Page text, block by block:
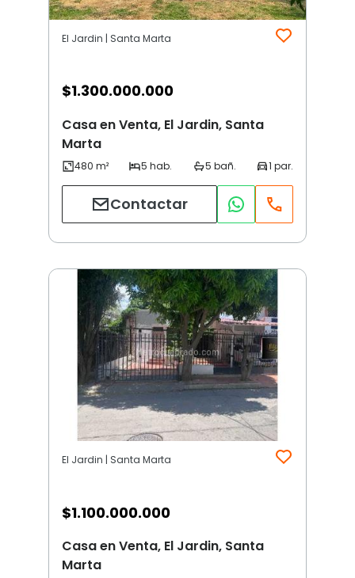
El Jardin | Santa Marta
$1.300.000.000
Casa en Venta, El Jardin, Santa
Marta
Contactar
El Jardin | Santa Marta
$1.100.000.000
Casa en Venta, El Jardin, Santa
Marta